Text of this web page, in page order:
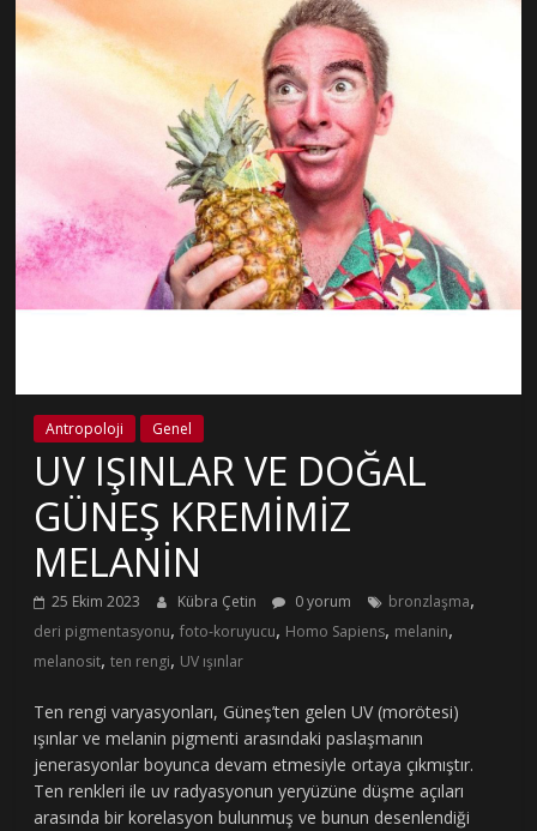
Antropoloji Genel
UV IŞINLAR VE DOĞAL
GÜNEŞ KREMİMİZ
MELANİN
25 Ekim 2023 Kübra Çetin 0 yorum bronzlaşma,
deri pigmentasyonu,foto-koruyucu, Homo Sapiens, melanin,
melanosit,ten rengi, UV ışınlar
Ten rengi varyasyonları, Güneş’ten gelen UV (morötesi)
ışınlar ve melanin pigmenti arasındaki paslaşmanın
jenerasyonlar boyunca devam etmesiyle ortaya çıkmıştır.
Ten renkleri ile uv radyasyonun yeryüzüne düşme açıları
arasında bir korelasyon bulunmuş ve bunun desenlendiği